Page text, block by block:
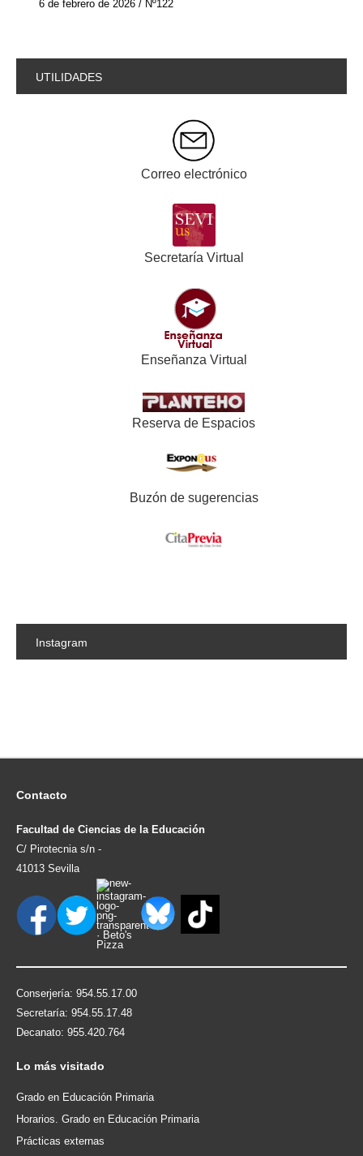
6 de febrero de 2026 / Nº122
UTILIDADES
Correo electrónico
Secretaría Virtual
Enseñanza Virtual
Reserva de Espacios
Buzón de sugerencias
Instagram
Contacto
Facultad de Ciencias de la Educación
C/ Pirotecnia s/n -
41013 Sevilla
Conserjería: 954.55.17.00
Secretaría: 954.55.17.48
Decanato: 955.420.764
Lo más visitado
Grado en Educación Primaria
Horarios. Grado en Educación Primaria
Prácticas externas